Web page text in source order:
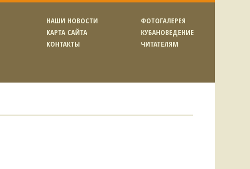
НАШИ НОВОСТИ
КАРТА САЙТА
КОНТАКТЫ
ФОТОГАЛЕРЕЯ
КУБАНОВЕДЕНИЕ
ЧИТАТЕЛЯМ